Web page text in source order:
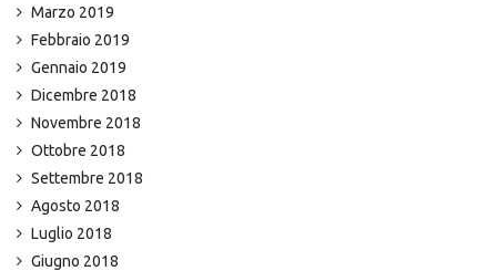
Marzo 2019
Febbraio 2019
Gennaio 2019
Dicembre 2018
Novembre 2018
Ottobre 2018
Settembre 2018
Agosto 2018
Luglio 2018
Giugno 2018